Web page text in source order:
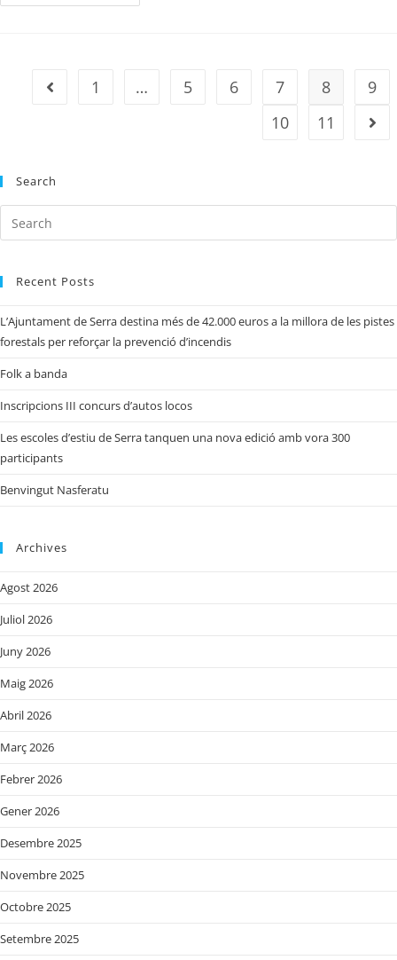
1 … 5 6 7 8
9
10
11
Search
Recent Posts
L’Ajuntament de Serra destina més de 42.000 euros a la millora de les pistes
forestals per reforçar la prevenció d’incendis
Folk a banda
Inscripcions III concurs d’autos locos
Les escoles d’estiu de Serra tanquen una nova edició amb vora 300
participants
Benvingut Nasferatu
Archives
Agost 2026
Juliol 2026
Juny 2026
Maig 2026
Abril 2026
Març 2026
Febrer 2026
Gener 2026
Desembre 2025
Novembre 2025
Octobre 2025
Setembre 2025